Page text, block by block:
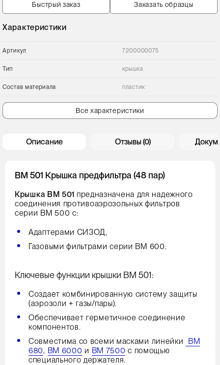
Быстрый заказ Заказать образцы
Характеристики
Артикул 7200000075
Тип крышка
Состав материала пластик
Все характеристики
Описание Отзывы (0)
ВМ 501 Крышка предфильтра (48 пар)
Крышка ВМ 501 предназначена для надежного
соединения противоаэрозольных фильтров
серии ВМ 500 с:
Адаптерами СИЗОД,
Газовыми фильтрами серии ВМ 600.
Ключевые функции крышки ВМ 501:
Создает комбинированную систему защиты
(аэрозоли + газы/пары).
Обеспечивает герметичное соединение
компонентов.
Совместима со всеми масками линейки
ВМ
680, ВМ 6000 и ВМ 7500 с помощью
специального держателя.